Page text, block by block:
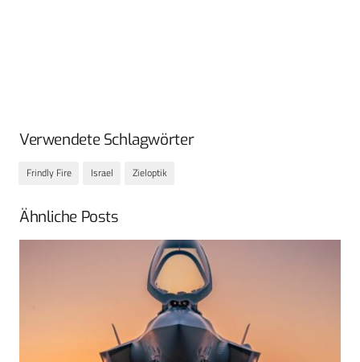
Verwendete Schlagwörter
Frindly Fire Israel Zieloptik
Ähnliche Posts